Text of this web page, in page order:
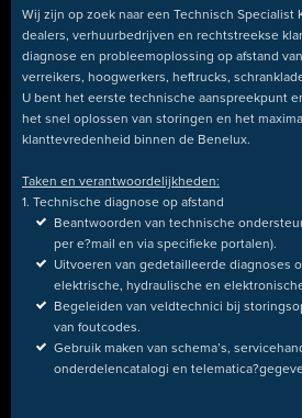
Wij zijn op zoek naar een Technisch Specialist
dealers, verhuurbedrijven en rechtstreekse
diagnose en probleemoplossing op afstand
verreikers, hoogwerkers, heftrucks,
U bent het eerste technische aanspreekpunt
het snel oplossen van storingen en het
klanttevredenheid binnen de Benelux.
Taken en verantwoordelijkheden:
1. Technische diagnose op afstand
Beantwoorden van technische
per e?mail en via specifieke portalen).
Uitvoeren van gedetailleerde diagnoses
elektrische, hydraulische en
Begeleiden van veldtechnici bij
van foutcodes.
Gebruik maken van schema’s,
onderdelencatalogi en telematica?